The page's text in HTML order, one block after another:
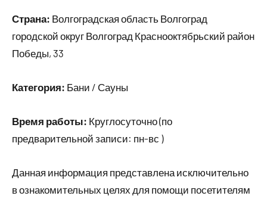
Страна: Волгоградская область Волгоград
городской округ Волгоград Краснооктябрьский район
Победы, 33
Категория: Бани / Сауны
Время работы: Круглосуточно (по
предварительной записи: пн-вс )
Данная информация представлена исключительно
в ознакомительных целях для помощи посетителям